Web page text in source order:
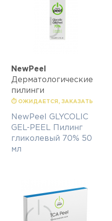
NewPeel
Дерматологические
пилинги
⏱ ОЖИДАЕТСЯ, ЗАКАЗАТЬ
NewPeel GLYCOLIC
GEL-PEEL Пилинг
гликолевый 70% 50
мл